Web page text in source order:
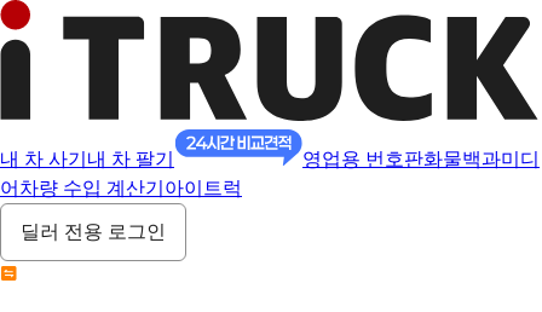
내 차 사기 내 차 팔기 영업용 번호판화물백과미디
어 차량 수입 계산기 아이트럭
딜러 전용 로그인